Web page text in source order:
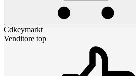
Cdkeymarkt
Venditore top